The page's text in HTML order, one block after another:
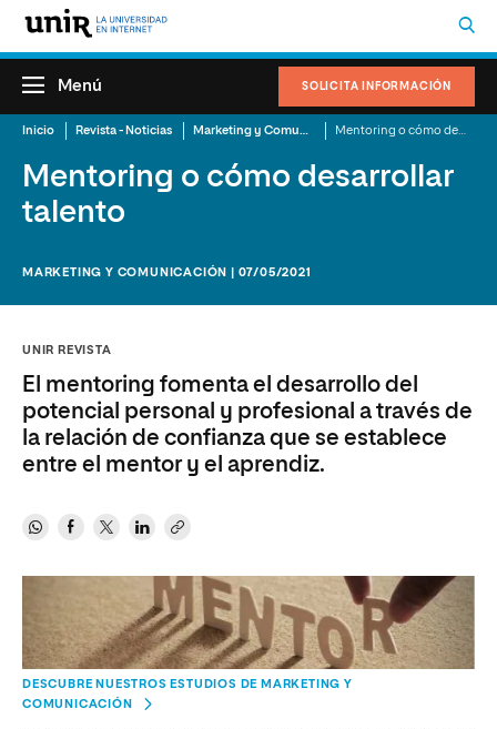
SOLICITA INFORMACIÓN
Menú
Inicio Revista - Noticias Marketing y Comunicación
Mentoring o cómo desarrollar
talento
MARKETING Y COMUNICACIÓN | 07/05/2021
UNIR REVISTA
El mentoring fomenta el desarrollo del
potencial personal y profesional a través de
la relación de confianza que se establece
entre el mentor y el aprendiz.
DESCUBRE NUESTROS ESTUDIOS DE MARKETING Y
COMUNICACIÓN